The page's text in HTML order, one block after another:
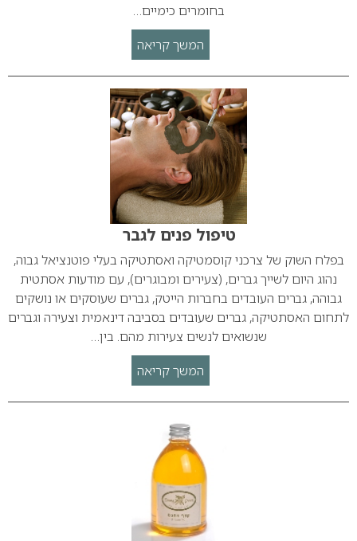
בחומרים כימיים…
המשך קריאה
טיפול פנים לגבר
בפלח השוק של צרכני קוסמטיקה ואסתטיקה בעלי פוטנציאל גבוה,
נהוג היום לשייך גברים, (צעירים ומבוגרים), עם מודעות אסתטית
גבוהה, גברים העובדים בחברות הייטק, גברים שעוסקים או נושקים
לתחום האסתטיקה, גברים שעובדים בסביבה דינאמית וצעירה וגברים
שנשואים לנשים צעירות מהם. בין…
המשך קריאה